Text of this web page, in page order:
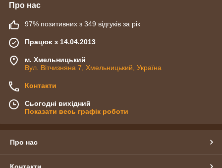
Про нас
97% позитивних з 349 відгуків за рік
Працює з 14.04.2013
м. Хмельницький
Вул. Вітчизняна 7, Хмельницький, Україна
Контакти
Сьогодні вихідний
Показати весь графік роботи
Про нас